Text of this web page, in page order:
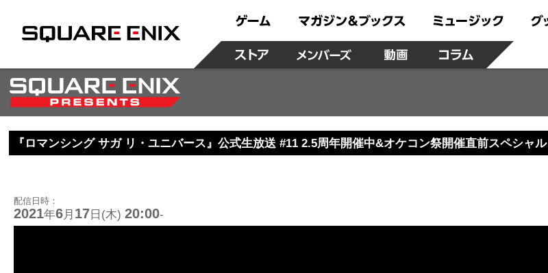
『ロマンシング サガ リ・ユニバース』公式生放送 #11 2.5周年開催中&オケコン祭開催直前スペシャル
配信日時：
2021年6月 17 日(木)20:00-